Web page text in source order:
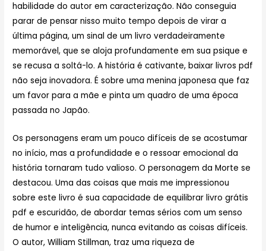
habilidade do autor em caracterização. Não conseguia
parar de pensar nisso muito tempo depois de virar a
última página, um sinal de um livro verdadeiramente
memorável, que se aloja profundamente em sua psique e
se recusa a soltá-lo. A história é cativante, baixar livros pdf
não seja inovadora. É sobre uma menina japonesa que faz
um favor para a mãe e pinta um quadro de uma época
passada no Japão.
Os personagens eram um pouco difíceis de se acostumar
no início, mas a profundidade e o ressoar emocional da
história tornaram tudo valioso. O personagem da Morte se
destacou. Uma das coisas que mais me impressionou
sobre este livro é sua capacidade de equilibrar livro grátis
pdf e escuridão, de abordar temas sérios com um senso
de humor e inteligência, nunca evitando as coisas difíceis.
O autor, William Stillman, traz uma riqueza de